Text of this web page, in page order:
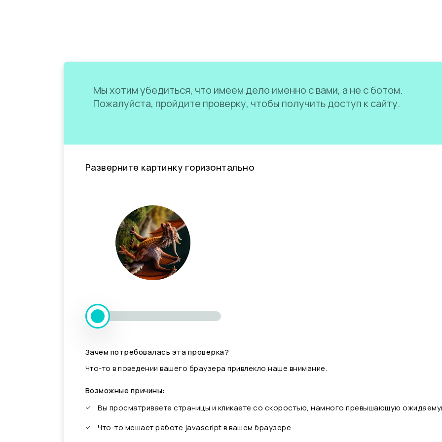
Мы хотим убедиться, что имеем дело именно с вами, а не с ботом.
Пожалуйста, пройдите проверку, чтобы получить доступ к сайту.
Разверните картинку горизонтально
Зачем потребовалась эта проверка?
Что-то в поведении вашего браузера привлекло наше внимание.
Возможные причины:
Вы просматриваете страницы и кликаете со скоростью, намного превышающую
Что-то мешает работе javascript в вашем браузере